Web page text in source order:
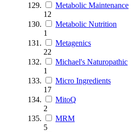
Metabolic Maintenance
12
Metabolic Nutrition
1
Metagenics
22
Michael's Naturopathic
1
Micro Ingredients
17
MitoQ
2
MRM
5